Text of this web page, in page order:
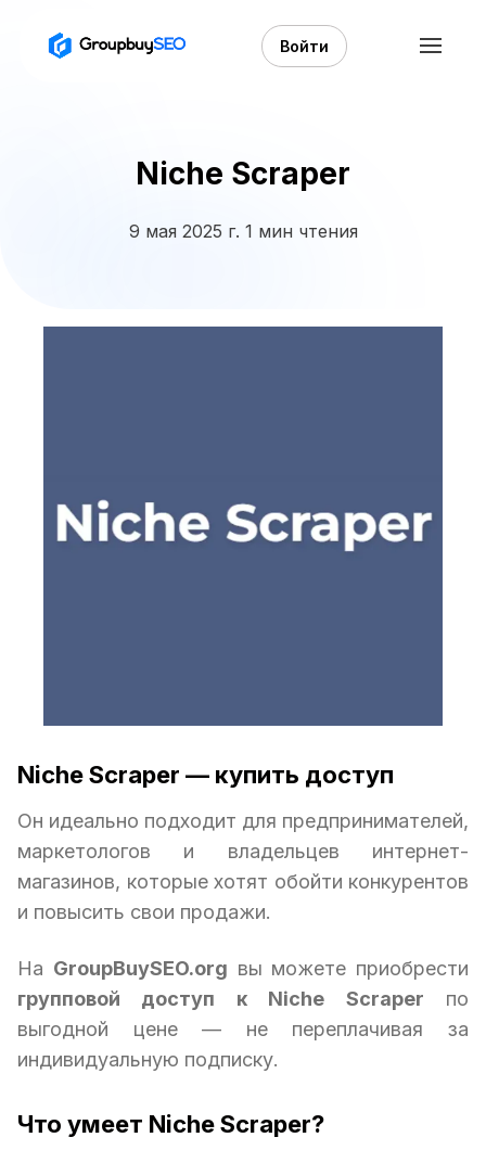
Войти
Niche Scraper
9 мая 2025 г. 1 мин чтения
Niche Scraper — купить доступ
Он идеально подходит для предпринимателей,
маркетологов и владельцев интернет-
магазинов, которые хотят обойти конкурентов
и повысить свои продажи.
На GroupBuySEO.org вы можете приобрести
групповой доступ к Niche Scraper по
выгодной цене — не переплачивая за
индивидуальную подписку.
Что умеет Niche Scraper?